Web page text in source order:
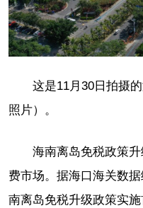
这是11月30日拍摄
照片）。
海南离岛免税政策
费市场。据海口海关数
南离岛免税升级政策实